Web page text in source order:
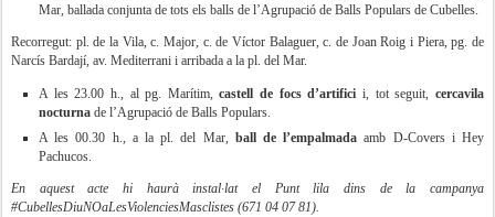
Mar, ballada conjunta de tots els balls de l’Agrupació de Balls Populars de Cubelles.
Recorregut: pl. de la Vila, c. Major, c. de Víctor Balaguer, c. de Joan Roig i Piera, pg. de
Narcís Bardají, av. Mediterrani i arribada a la pl. del Mar.
A les 23.00 h., al pg. Marítim,castell de focs d’artifici i, tot seguit,cercavila
nocturnade l’Agrupació de Balls Populars.
A les 00.30 h., a la pl. del Mar, ball de l’empalmada amb D-Covers i Hey
Pachucos.
En aquest acte hi haurà instal·lat el Punt lila dins de la campanya
#CubellesDiuNOaLesViolenciesMasclistes (671 04 07 81).